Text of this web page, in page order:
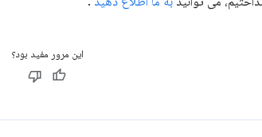
این مرور مفید بود؟